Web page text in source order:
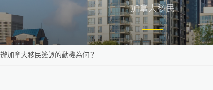
加拿大移民
辦加拿大移民簽證的動機為何？